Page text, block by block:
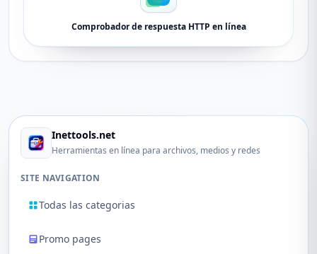
Comprobador de respuesta HTTP en línea
Inettools.net
Herramientas en línea para archivos, medios y redes
SITE NAVIGATION
Todas las categorias
Promo pages